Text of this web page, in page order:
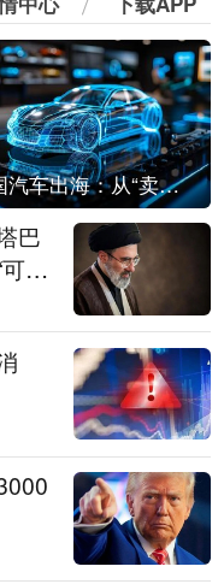
中国汽车出海：从“卖出去”到“走进去”
巴
能